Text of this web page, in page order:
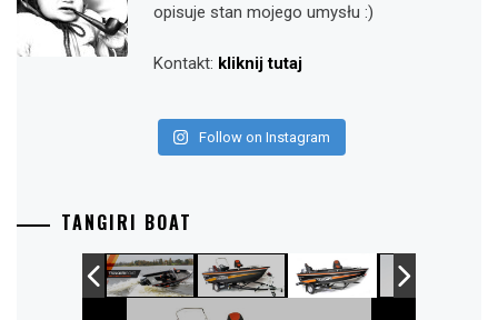
opisuje stan mojego umysłu :)
Kontakt: kliknij tutaj
Follow on Instagram
TANGIRI BOAT